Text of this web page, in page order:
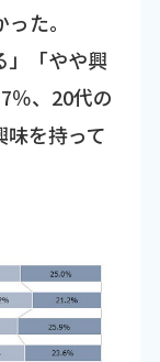
た。
」「やや興
％、20代の
を持って